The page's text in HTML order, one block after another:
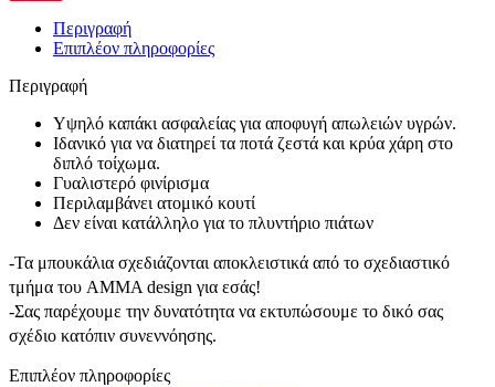
Περιγραφή
Επιπλέον πληροφορίες
Περιγραφή
Υψηλό καπάκι ασφαλείας για αποφυγή απωλειών υγρών.
Ιδανικό για να διατηρεί τα ποτά ζεστά και κρύα χάρη στο
διπλό τοίχωμα.
Γυαλιστερό φινίρισμα
Περιλαμβάνει ατομικό κουτί
Δεν είναι κατάλληλο για το πλυντήριο πιάτων
-Τα μπουκάλια σχεδιάζονται αποκλειστικά από το σχεδιαστικό
τμήμα του AMMA design για εσάς!
-Σας παρέχουμε την δυνατότητα να εκτυπώσουμε το δικό σας
σχέδιο κατόπιν συνεννόησης.
Επιπλέον πληροφορίες